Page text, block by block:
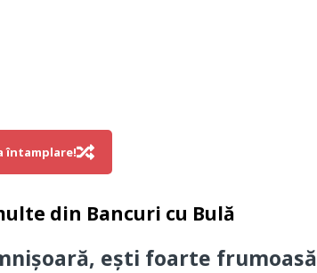
întamplare!
din Bancuri cu Bulă
ești foarte frumoasă